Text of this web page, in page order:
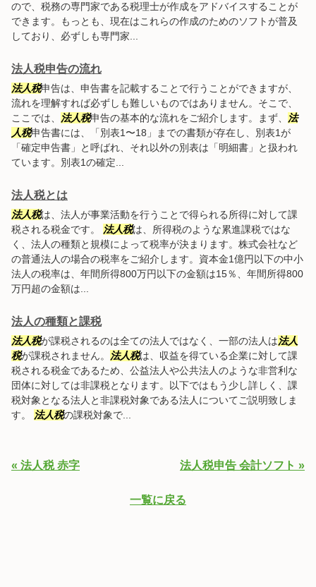
ので、税務の専門家である税理士が作成をアドバイスすることが
できます。もっとも、現在はこれらの作成のためのソフトが普及
しており、必ずしも専門家...
法人税申告の流れ
法人税申告は、申告書を記載することで行うことができますが、
流れを理解すれば必ずしも難しいものではありません。そこで、
ここでは、
法人税申告の基本的な流れをご紹介します。まず、
法
人税申告書には、「別表1〜18」までの書類が存在し、別表1が
「確定申告書」と呼ばれ、それ以外の別表は「明細書」と扱われ
ています。別表1の確定...
法人税とは
法人税は、法人が事業活動を行うことで得られる所得に対して課
税される税金です。
法人税は、所得税のような累進課税ではな
く、法人の種類と規模によって税率が決まります。株式会社など
の普通法人の場合の税率をご紹介します。資本金1億円以下の中小
法人の税率は、年間所得800万円以下の金額は15％、年間所得800
万円超の金額は...
法人の種類と課税
法人税が課税されるのは全ての法人ではなく、一部の法人は法人
税が課税されません。 法人税は、収益を得ている企業に対して課
税される税金であるため、公益法人や公共法人のような非営利な
団体に対しては非課税となります。以下ではもう少し詳しく、課
税対象となる法人と非課税対象である法人についてご説明致しま
す。
法人税の課税対象で...
« 法人税 赤字 法人税申告 会計ソフト »
一覧に戻る